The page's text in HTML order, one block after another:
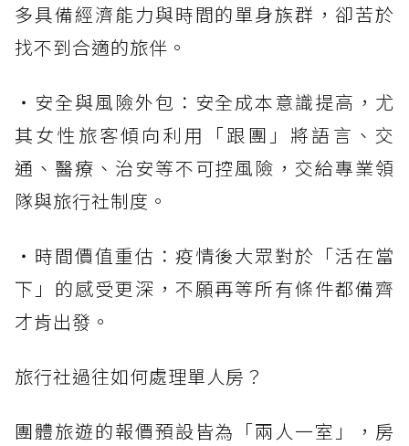
多具備經濟能力與時間的單身族群，卻苦於
找不到合適的旅伴。
・安全與風險外包：安全成本意識提高，尤
其女性旅客傾向利用「跟團」將語言、交
通、醫療、治安等不可控風險，交給專業領
隊與旅行社制度。
・時間價值重估：疫情後大眾對於「活在當
下」的感受更深，不願再等所有條件都備齊
才肯出發。
旅行社過往如何處理單人房？
團體旅遊的報價預設皆為「兩人一室」，房